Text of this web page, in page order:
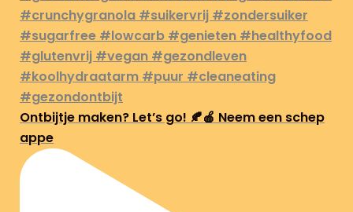
Ontbijtje maken? Let’s go! 🍂🍎 Neem een schep
appe